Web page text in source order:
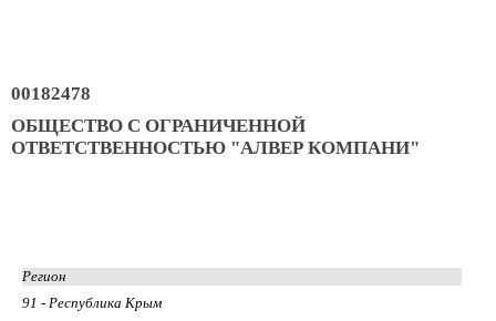
00182478
ОБЩЕСТВО С ОГРАНИЧЕННОЙ
ОТВЕТСТВЕННОСТЬЮ "АЛВЕР КОМПАНИ"
Регион
91 - Республика Крым